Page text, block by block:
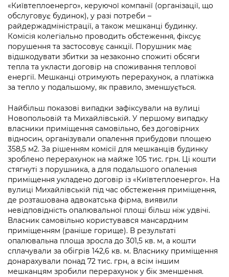
Промисловість і наука Києва
Підприємства, установи, організації
Kyiv International Relations
Річні звіти
Гендерна політика
Безбар'єрність
Київська міська військова адміністрація
Пам'ятки культурної спадщини
Портал Захисників та Захисниць
Безбар'єрність
Портал послуг
Міський застосунок Київ Цифровий
Важливе під час воєнного стану
«Ініціатива «Партнерство «Відкритий
Уряд» – місцевий рівень»
Важливе під час воєнного стану
Інформація для споживачів
Про відкриті дані
Портал даних Києва
Публічні дашборди
«Київтеплоенерго», керуючої компанії (організації, що
обслуговує будинок), у разі потреби –
райдержадміністрації, а також мешканці будинку.
Комісія колегіально проводить обстеження, фіксує
порушення та застосовує санкції. Порушник має
відшкодувати збитки за незаконно спожиті обсяги
тепла та укласти договір на споживання теплової
енергії. Мешканці отримують перерахунок, а платіжка
за тепло у подальшому, як правило, зменшується.
Найбільш показові випадки зафіксували на вулиці
Новопольовій та Михайлівській. У першому випадку
власники приміщення самовільно, без договірних
відносин, організували опалення прибудови площею
358,5 м2. За рішенням комісії для мешканців будинку
зроблено перерахунок на майже 105 тис. грн. Ці кошти
стягнуті з порушника, а для подальшого опалення
приміщення укладено договір із «Київтеплоенерго». На
вулиці Михайлівській під час обстеження приміщення,
де розташована адвокатська фірма, виявили
невідповідність опалювальної площі більш ніж удвічі.
Власник самовільно користувався мансардним
приміщенням (раніше горище). В результаті
опалювальна площа зросла до 301,5 кв. м, а кошти
сплачували за обігрів 142,6 кв. м. Власнику приміщення
донарахували понад 72 тис. грн, а всім іншим
мешканцям зробили перерахунок у бік зменшення.